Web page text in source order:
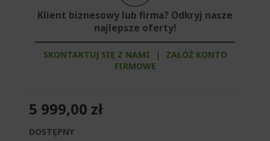
Klient biznesowy lub firma? Odkryj nasze
najlepsze oferty!
SKONTAKTUJ SIĘ Z NAMI |
ZAŁÓŻ KONTO
FIRMOWE
5 999,00 zł
DOSTĘPNY